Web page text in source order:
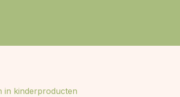
in kinderproducten